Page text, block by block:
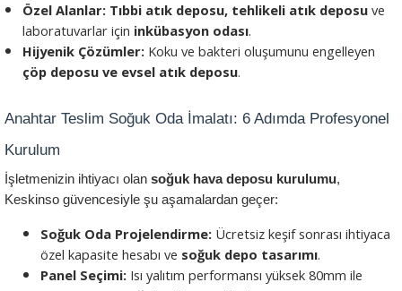
Özel Alanlar: Tıbbi atık deposu, tehlikeli atık deposu ve
laboratuvarlar için inkübasyon odası.
Hijyenik Çözümler:
çöp deposu ve evsel atık deposu.
Anahtar Teslim Soğuk Oda İmalatı: 6 Adımda Profesyonel
Kurulum
İşletmenizin ihtiyacı olan soğuk hava deposu kurulumu,
Keskinso güvencesiyle şu aşamalardan geçer:
Soğuk Oda Projelendirme: Ücretsiz keşif sonrası ihtiyaca
özel kapasite hesabı ve soğuk depo tasarımı.
Panel Seçimi: Isı yalıtım performansı yüksek 80mm ile